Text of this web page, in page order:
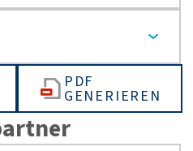
PDF
GENERIEREN